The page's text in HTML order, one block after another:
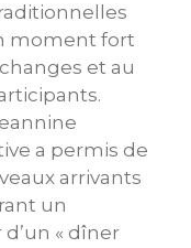
moment fort
et au
a permis de
arrivants
un
« dîner